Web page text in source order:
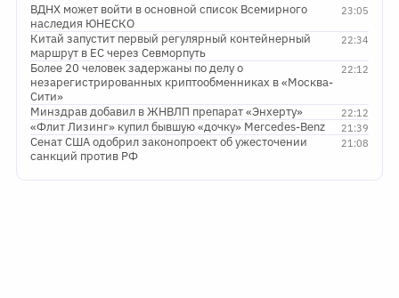
23:05
ВДНХ может войти в основной список Всемирного
наследия ЮНЕСКО
22:34
Китай запустит первый регулярный контейнерный
маршрут в ЕС через Севморпуть
22:12
Более 20 человек задержаны по делу о
незарегистрированных криптообменниках в «Москва-
Сити»
22:12
Минздрав добавил в ЖНВЛП препарат «Энхерту»
21:39
«Флит Лизинг» купил бывшую «дочку» Mercedes-Benz
21:08
Сенат США одобрил законопроект об ужесточении
санкций против РФ